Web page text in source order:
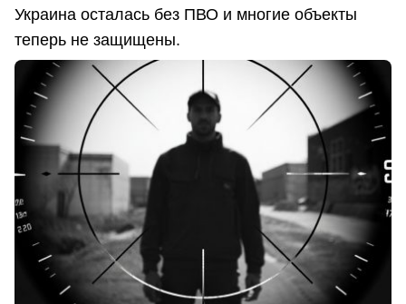
Украина осталась без ПВО и многие объекты
теперь не защищены.